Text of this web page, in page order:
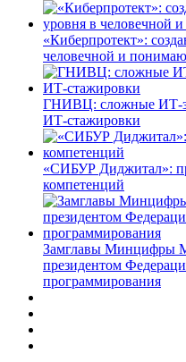
«Киберпротект»:
человечной и
ГНИВЦ: сложные
ИТ‑стажировки
«СИБУР Диджитал»:
компетенций
Замглавы Минцифры
президентом
программирования